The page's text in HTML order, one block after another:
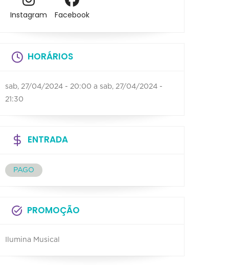
Instagram Facebook
HORÁRIOS
sab, 27/04/2024 - 20:00 a sab, 27/04/2024 -
21:30
ENTRADA
PAGO
PROMOÇÃO
Ilumina Musical